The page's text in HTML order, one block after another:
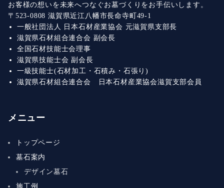
お客様の想いを未来へつなぐお墓づくりをお手伝いします。
〒523-0808 滋賀県近江八幡市長命寺町49-1
一般社団法人 日本石材産業協会 元滋賀県支部長
滋賀県石材組合連合会 副会長
全国石材技能士会理事
滋賀県技能士会 副会長
一級技能士(石材加工・石積み・石張り)
滋賀県石材組合連合会 日本石材産業協会滋賀支部会員
メニュー
トップページ
墓石案内
デザイン墓石
施工例